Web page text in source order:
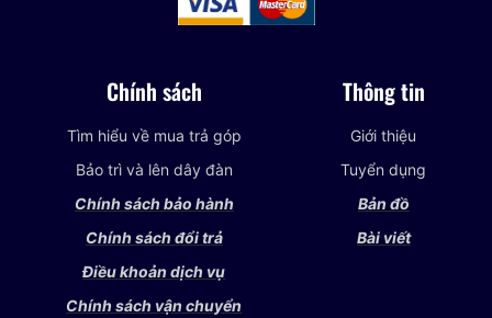
Chính sách
Tìm hiểu về mua trả góp
Bảo trì và lên dây đàn
Chính sách bảo hành
Chính sách đổi trả
Điều khoản dịch vụ
Chính sách vận chuyển
Thông tin
Giới thiệu
Tuyển dụng
Bản đồ
Bài viết